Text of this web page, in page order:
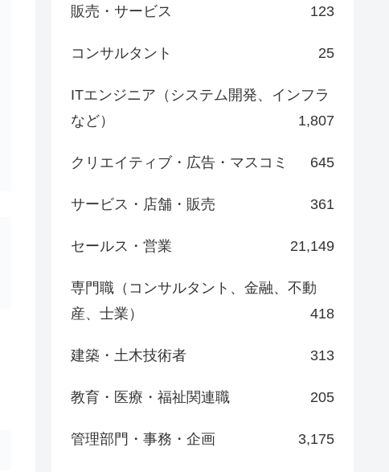
販売・サービス 123
コンサルタント 25
ITエンジニア（システム開発、インフラ
など）
1,807
クリエイティブ・広告・マスコミ 645
サービス・店舗・販売 361
セールス・営業 21,149
専門職（コンサルタント、金融、不動
産、士業）
418
建築・土木技術者 313
教育・医療・福祉関連職 205
管理部門・事務・企画 3,175